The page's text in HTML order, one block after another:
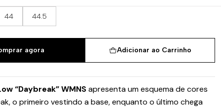
44 44.5
Adicionar ao Carrinho
agora
“Daybreak” WMNSapresenta um esquema de cores
o primeiro vestindo a base, enquanto o último chega